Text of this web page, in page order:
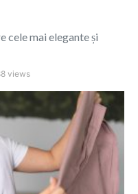
cele mai elegante și
views